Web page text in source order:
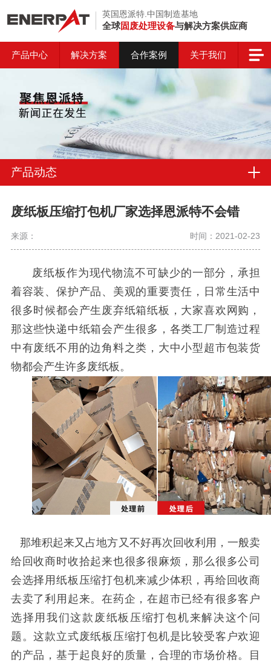
英国恩派特.中国制造基地
全球固废处理设备与解决方案供应商
产品中心 解决方案 合作案例 关于我们
产品动态
废纸板压缩打包机厂家选择恩派特不会错
来源： 时间：2021-02-23
废纸板作为现代物流不可缺少的一部分，承担
着容装、保护产品、美观的重要责任，日常生活中
很多时候都会产生废弃纸箱纸板，大家喜欢网购，
那这些快递中纸箱会产生很多，各类工厂制造过程
中有废纸不用的边角料之类，大中小型超市包装货
物都会产生许多废纸板。
那堆积起来又占地方又不好再次回收利用，一般卖
给回收商时收拾起来也很多很麻烦，那么很多公司
会选择用纸板压缩打包机来减少体积，再给回收商
去卖了利用起来。在药企，在超市已经有很多客户
选择用我们这款废纸板压缩打包机来解决这个问
题。这款立式废纸板压缩打包机是比较受客户欢迎
的产品，基于起良好的质量，合理的市场价格。目